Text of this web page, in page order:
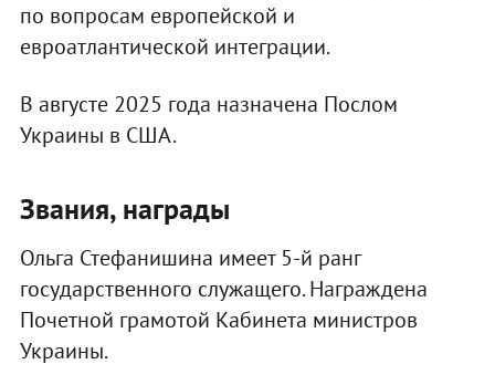
по вопросам европейской и
евроатлантической интеграции.
В августе 2025 года назначена Послом
Украины в США.
Звания, награды
Ольга Стефанишина имеет 5-й ранг
государственного служащего. Награждена
Почетной грамотой Кабинета министров
Украины.